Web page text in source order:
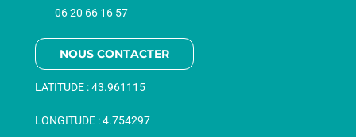
06 20 66 16 57
NOUS CONTACTER
LATITUDE :43.961115
LONGITUDE :4.754297